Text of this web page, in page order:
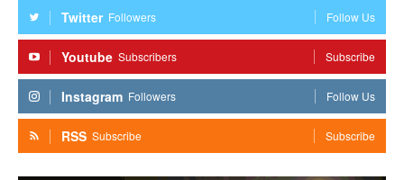
Twitter Followers Follow Us
Youtube Subscribers Subscribe
Instagram Followers Follow Us
RSS Subscribe Subscribe